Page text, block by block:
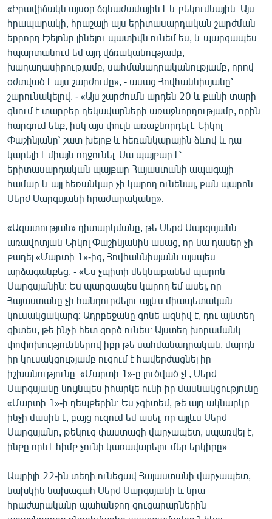
Русский
ՀԵՏԵՎԵՔ ՄԵԶ
«Ազատության» բոլոր կայքերը
«Իրավիճակն այսօր ճգնաժամային է և բեկումնային։ Այս
հրապարակի, հրաշալի այս երիտասարդական շարժման
երրորդ էշելոնը լինելու պատիվն ունեմ ես, և պարզապես
հպարտանում եմ այդ վճռականությամբ,
խաղաղասիրությամբ, սահմանադրականությամբ, որով
օժտված է այս շարժումը», - ասաց Հովհաննիսյանը՝
շարունակելով. - «Այս շարժումն արդեն 20 և քանի տարի
գնում է տարբեր ղեկավարների առաջնորդությամբ, որին
հարգում ենք, իսկ այս փուլն առաջնորդել է Նիկոլ
Փաշինյանը՝ շատ խելոք և հեռանկարային ձևով և դա
կարելի է միայն ողջունել։ Սա պայքար է՝
երիտասարդական պայքար Հայաստանի ապագայի
համար և այլ հեռանկար չի կարող ունենալ, քան պարոն
Սերժ Սարգսյանի հրաժարականը»։
«Ազատության» դիտարկմանը, թե Սերժ Սարգսյանն
առավոտյան Նիկոլ Փաշինյանին ասաց, որ նա դասեր չի
քաղել «Մարտի 1»-ից, Հովհաննիսյանն այսպես
արձագանքեց. - «Ես չպիտի մեկնաբանեմ պարոն
Սարգսյանին։ Ես պարզապես կարող եմ ասել, որ
Հայաստանը չի հանդուրժելու այլևս միապետական
կուսակցակարգ։ Ադրբեջանը գոնե ազնիվ է, դու այնտեղ
գիտես, թե ինչի հետ գործ ունես։ Այստեղ խորամանկ
փոփոխություններով իբր թե սահմանադրական, մարդն
իր կուսակցությամբ ուզում է հավերժացնել իր
իշխանությունը։ «Մարտի 1»-ը լուծված չէ, Սերժ
Սարգսյանը նույնպես իհարկե ունի իր մասնակցությունը
«Մարտի 1»-ի դեպքերին։ Ես չգիտեմ, թե այդ ակնարկը
ինչի մասին է, բայց ուզում եմ ասել, որ այլևս Սերժ
Սարգսյանը, թեկուզ փաստացի վարչապետ, սպառվել է,
ինքը որևէ հիմք չունի կառավարելու մեր երկիրը»։
Ապրիլի 22-ին տեղի ունեցավ Հայաստանի վարչապետ,
նախկին նախագահ Սերժ Սարգսյանի և նրա
հրաժարականը պահանջող ցուցարարներին